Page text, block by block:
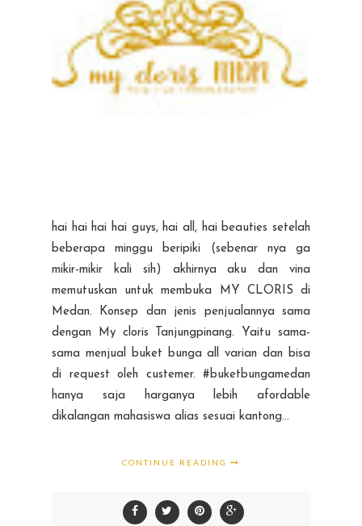
hai hai hai hai guys, hai all, hai beauties setelah
beberapa minggu beripiki (sebenar nya ga
mikir-mikir kali sih) akhirnya aku dan vina
memutuskan untuk membuka MY CLORIS di
Medan. Konsep dan jenis penjualannya sama
dengan My cloris Tanjungpinang. Yaitu sama-
sama menjual buket bunga all varian dan bisa
di request oleh custemer. #buketbungamedan
hanya saja harganya lebih afordable
dikalangan mahasiswa alias sesuai kantong...
CONTINUE READING